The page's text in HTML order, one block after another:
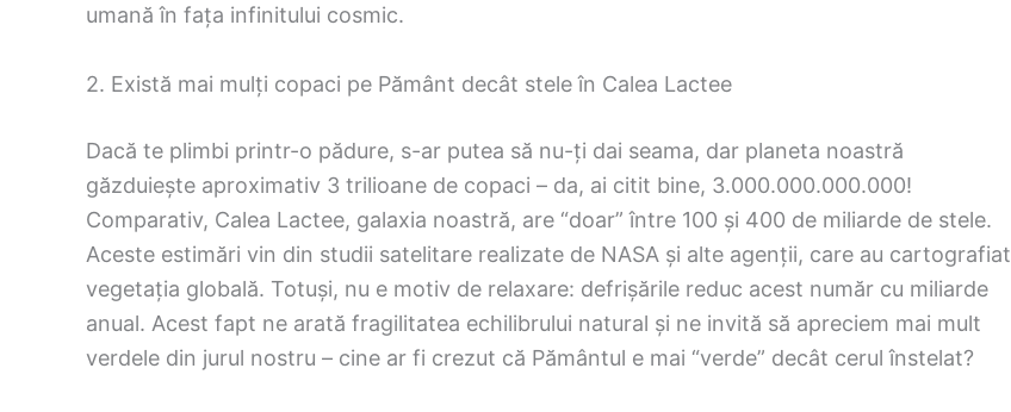
umană în fața infinitului cosmic.
2. Există mai mulți copaci pe Pământ decât stele în Calea Lactee
Dacă te plimbi printr-o pădure, s-ar putea să nu-ți dai seama, dar planeta noastră
găzduiește aproximativ 3 trilioane de copaci – da, ai citit bine, 3.000.000.000.000!
Comparativ, Calea Lactee, galaxia noastră, are “doar” între 100 și 400 de miliarde de stele.
Aceste estimări vin din studii satelitare realizate de NASA și alte agenții, care au cartografiat
vegetația globală. Totuși, nu e motiv de relaxare: defrișările reduc acest număr cu miliarde
anual. Acest fapt ne arată fragilitatea echilibrului natural și ne invită să apreciem mai mult
verdele din jurul nostru – cine ar fi crezut că Pământul e mai “verde” decât cerul înstelat?